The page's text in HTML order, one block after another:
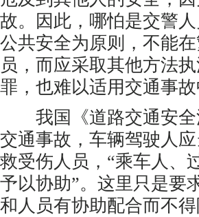
故。因此，哪怕是交警
公共安全为原则，不能
员，而应采取其他方法
罪，也难以适用交通事
我国《道路交通安全
交通事故，车辆驾驶人
救受伤人员，“乘车人、
予以协助”。这里只是要
和人员有协助配合而不